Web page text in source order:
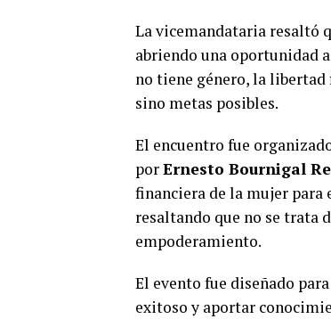
La vicemandataria resaltó
abriendo una oportunidad
no tiene género, la libertad
sino metas posibles.
El encuentro fue
porErnesto Bournigal
financiera de la mujer para
resaltando que no se trata
empoderamiento.
El evento fue diseñado
exitoso y aportar